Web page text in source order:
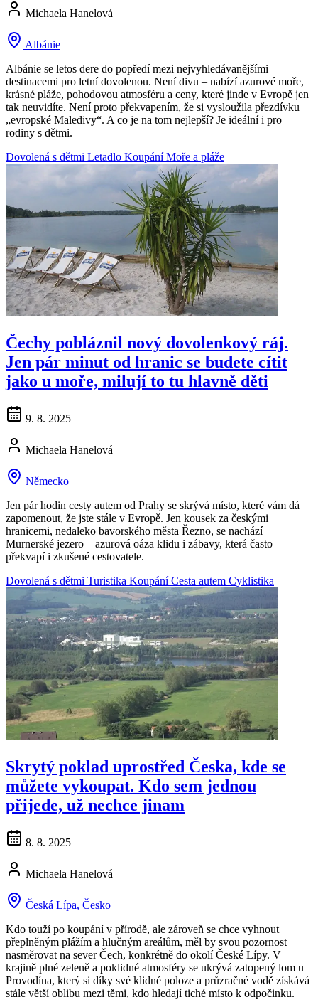
Michaela Hanelová
Albánie
Albánie se letos dere do popředí mezi nejvyhledávanějšími
destinacemi pro letní dovolenou. Není divu – nabízí azurové moře,
krásné pláže, pohodovou atmosféru a ceny, které jinde v Evropě jen
tak neuvidíte. Není proto překvapením, že si vysloužila přezdívku
„evropské Maledivy“. A co je na tom nejlepší? Je ideální i pro
rodiny s dětmi.
Dovolená s dětmi Letadlo Koupání Moře a pláže
Čechy pobláznil nový dovolenkový ráj.
Jen pár minut od hranic se budete cítit
jako u moře, milují to tu hlavně děti
9. 8. 2025
Michaela Hanelová
Německo
Jen pár hodin cesty autem od Prahy se skrývá místo, které vám dá
zapomenout, že jste stále v Evropě. Jen kousek za českými
hranicemi, nedaleko bavorského města Řezno, se nachází
Murnerské jezero – azurová oáza klidu i zábavy, která často
překvapí i zkušené cestovatele.
Dovolená s dětmi Turistika Koupání Cesta autem Cyklistika
Skrytý poklad uprostřed Česka, kde se
můžete vykoupat. Kdo sem jednou
přijede, už nechce jinam
8. 8. 2025
Michaela Hanelová
Česká Lípa, Česko
Kdo touží po koupání v přírodě, ale zároveň se chce vyhnout
přeplněným plážím a hlučným areálům, měl by svou pozornost
nasměrovat na sever Čech, konkrétně do okolí České Lípy. V
krajině plné zeleně a poklidné atmosféry se ukrývá zatopený lom u
Provodína, který si díky své klidné poloze a průzračné vodě získává
stále větší oblibu mezi těmi, kdo hledají tiché místo k odpočinku.